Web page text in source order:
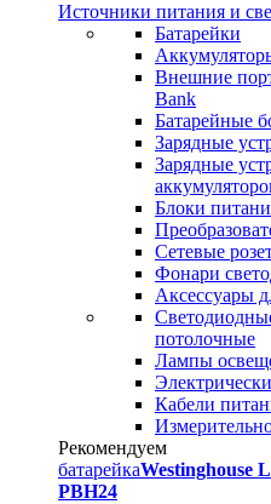
Источники питания и
Батарейки
Внешние
Bank
Батарейные
Зарядные
Зарядные
Блоки
Сетевые
Фонари
Аксессуары
потолочные
Лампы
Кабели
Рекомендуем
батарейкаWestinghouse
PBH24